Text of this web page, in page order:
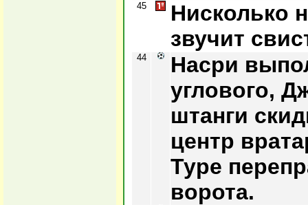
45
Нисколько
звучит
44
Насри
углового,
штанги
центр
Туре
ворота.